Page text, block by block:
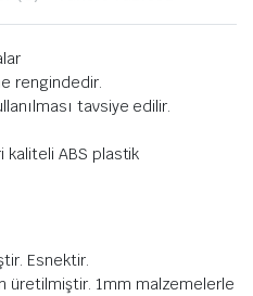
rengindedir.
tavsiye edilir.
kaliteli ABS plastik
Esnektir.
üretilmiştir. 1mm malzemelerle